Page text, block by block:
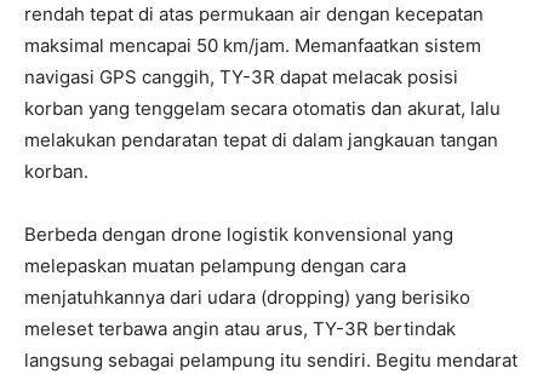
rendah tepat di atas permukaan air dengan kecepatan
maksimal mencapai 50 km/jam. Memanfaatkan sistem
navigasi GPS canggih, TY-3R dapat melacak posisi
korban yang tenggelam secara otomatis dan akurat, lalu
melakukan pendaratan tepat di dalam jangkauan tangan
korban.
Berbeda dengan drone logistik konvensional yang
melepaskan muatan pelampung dengan cara
menjatuhkannya dari udara (dropping) yang berisiko
meleset terbawa angin atau arus, TY-3R bertindak
langsung sebagai pelampung itu sendiri. Begitu mendarat